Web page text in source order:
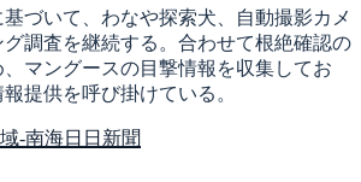
づいて、わなや探索犬、自動撮影カメ
調査を継続する。合わせて根絶確認の
マングースの目撃情報を収集してお
提供を呼び掛けている。
-南海日日新聞